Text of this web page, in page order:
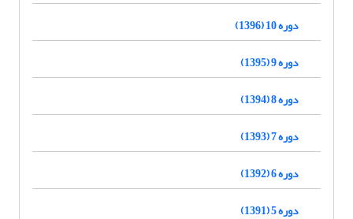
دوره 10 (1396)
دوره 9 (1395)
دوره 8 (1394)
دوره 7 (1393)
دوره 6 (1392)
دوره 5 (1391)